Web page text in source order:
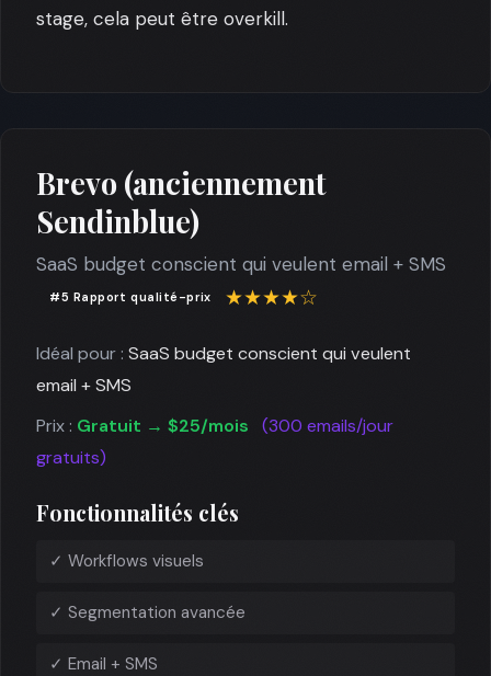
stage, cela peut être overkill.
Brevo (anciennement
Sendinblue)
SaaS budget conscient qui veulent email + SMS
#5 Rapport qualité-prix ★★★★☆
Idéal pour : SaaS budget conscient qui veulent
email + SMS
Prix : Gratuit → $25/mois
(300 emails/jour
gratuits)
Fonctionnalités clés
✓ Workflows visuels
✓ Segmentation avancée
✓ Email + SMS